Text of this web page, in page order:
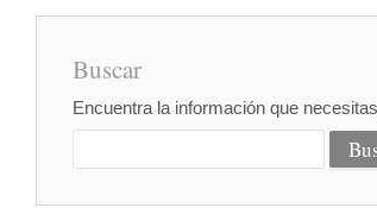
Buscar
Encuentra la información que